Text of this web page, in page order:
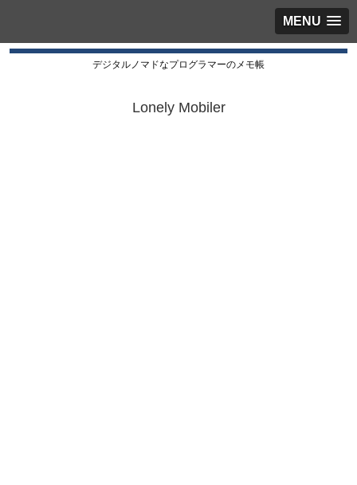
MENU
デジタルノマドなプログラマーのメモ帳
Lonely Mobiler